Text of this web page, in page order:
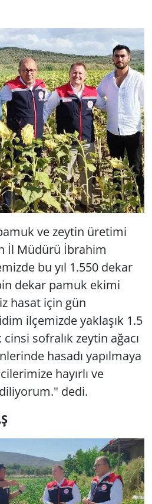
ve zeytin üretimi
İl Müdürü İbrahim
bu yıl 1.550 dekar
dekar pamuk ekimi
hasat için gün
ilçemizde yaklaşık 1.5
sofralık zeytin ağacı
hasadı yapılmaya
hayırlı ve
dedi.